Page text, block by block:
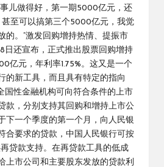
儿做得好，第一期5000亿元，还
至可以搞第三个5000亿元，我觉
的。”激发回购增持热情、提振市
日还宣布，正式推出股票回购增持
亿元，年利率1.75%。这又是一个
的新工具，而且具有特定的指向
国性金融机构可向符合条件的上市
款，分别支持其回购和增持上市公
下一个季度的第一个月，向人民银
合要求的贷款，中国人民银行可按
贷款支持。在再贷款工具的低成
上市公司和主要股东发放的贷款利